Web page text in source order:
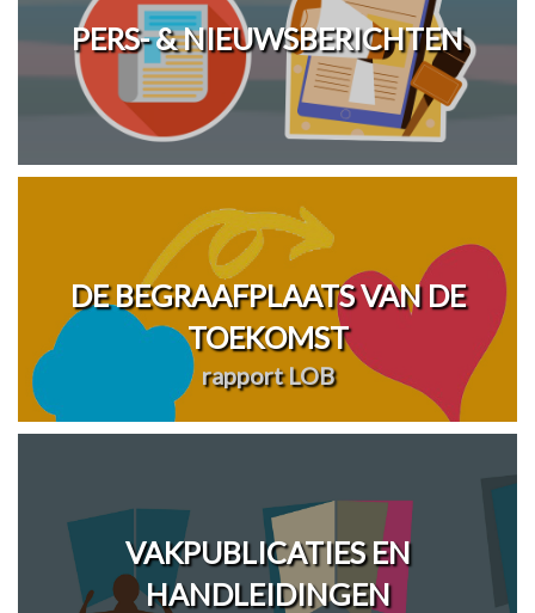
PERS- & NIEUWSBERICHTEN
DE BEGRAAFPLAATS VAN DE
TOEKOMST
rapport LOB
VAKPUBLICATIES EN
HANDLEIDINGEN